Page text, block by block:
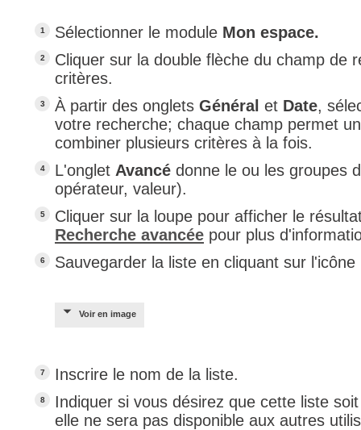
Sélectionner le module Mon espace.
Cliquer sur la double flèche du champ de
critères.
À partir des onglets Général et Date,
votre recherche; chaque champ permet
combiner plusieurs critères à la fois.
L'onglet Avancé donne le ou les groupes
opérateur, valeur).
Cliquer sur la loupe pour afficher le
Recherche avancée pour plus
Sauvegarder la liste en cliquant sur
Voir en image
Inscrire le nom de la liste.
Indiquer si vous désirez que cette liste
elle ne sera pas disponible aux autres